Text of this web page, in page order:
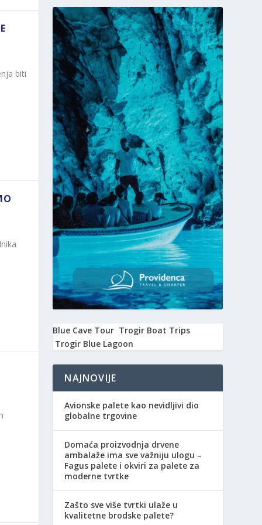
biti
Blue Cave Tour Trogir Boat Trips
Trogir Blue Lagoon
NAJNOVIJE
Avionske palete kao nevidljivi dio
globalne trgovine
Domaća proizvodnja drvene
ambalaže ima sve važniju ulogu –
Fagus palete i okviri za palete za
moderne tvrtke
Zašto sve više tvrtki ulaže u
kvalitetne brodske palete?